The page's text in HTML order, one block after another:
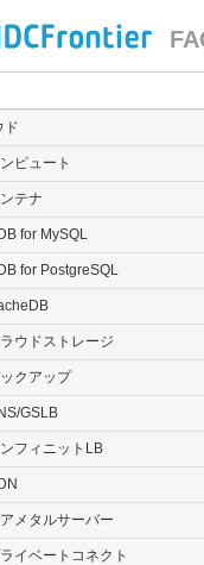
ド
ピュート
テナ
for MySQL
for PostgreSQL
ウドストレージ
クアップ
GSLB
フィニットLB
メタルサーバー
イベートコネクト